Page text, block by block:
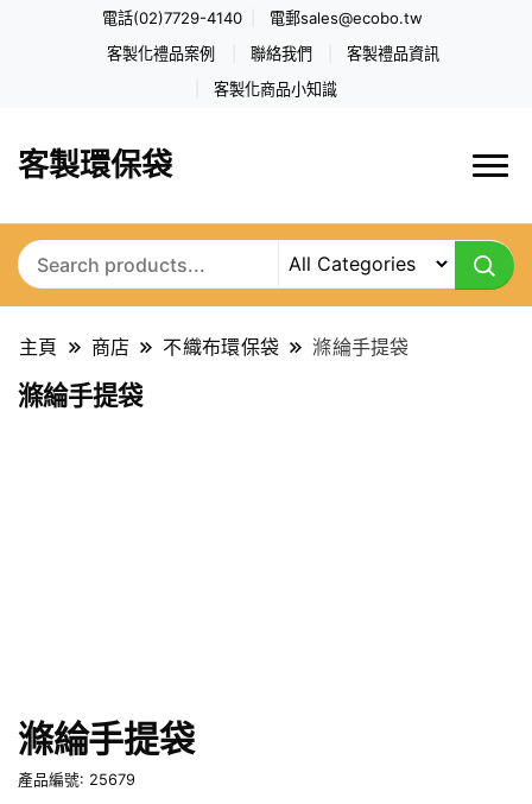
電話(02)7729-4140 電郵sales@ecobo.tw
客製化禮品案例 聯絡我們 客製禮品資訊
客製化商品小知識
客製環保袋
主頁 商店 不織布環保袋 滌綸手提袋
滌綸手提袋
滌綸手提袋
產品編號: 25679